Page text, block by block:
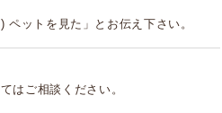
ットを見た」とお伝え下さい。
はご相談ください。